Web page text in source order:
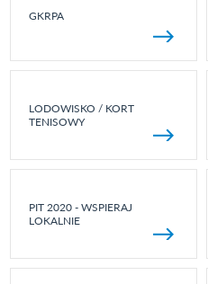
GKRPA
LODOWISKO / KORT
TENISOWY
PIT 2020 - WSPIERAJ
LOKALNIE